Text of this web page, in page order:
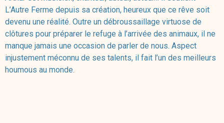
L’Autre Ferme depuis sa création, heureux que ce rêve soit
devenu une réalité. Outre un débroussaillage virtuose de
clôtures pour préparer le refuge à l’arrivée des animaux, il ne
manque jamais une occasion de parler de nous. Aspect
injustement méconnu de ses talents, il fait l’un des meilleurs
houmous au monde.